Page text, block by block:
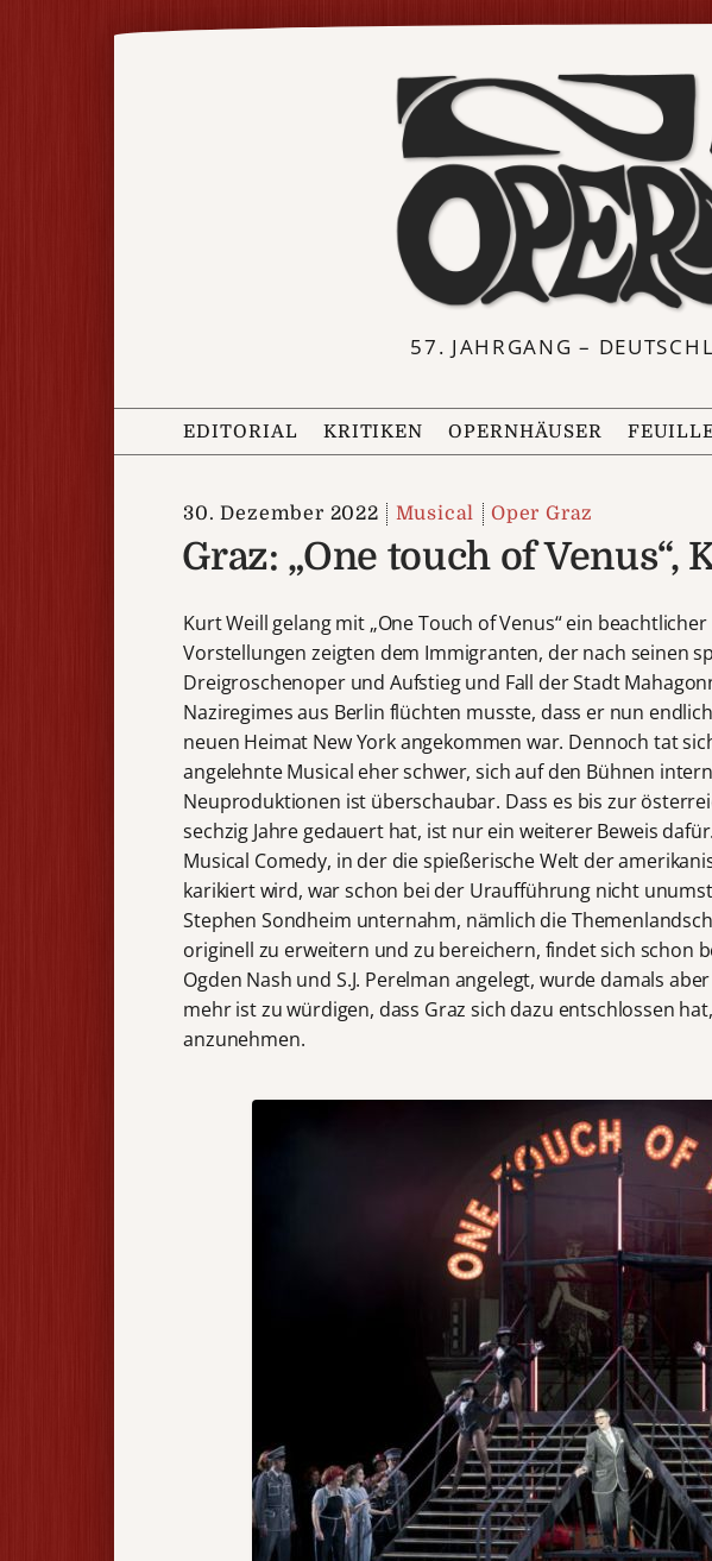
57. JAHRGANG –
EDITORIAL KRITIKEN OPERNHÄUSER
30. Dezember 2022 Musical Oper Graz
Graz: „One touch of Venus“,
Kurt Weill gelang mit „One Touch of Venus“ ein
Vorstellungen zeigten dem Immigranten, der nach seinen
Dreigroschenoper und Aufstieg und Fall der Stadt
Naziregimes aus Berlin flüchten musste, dass er nun
neuen Heimat New York angekommen war. Dennoch tat
angelehnte Musical eher schwer, sich auf den Bühnen
Neuproduktionen ist überschaubar. Dass es bis zur
sechzig Jahre gedauert hat, ist nur ein weiterer Beweis
Musical Comedy, in der die spießerische Welt der
karikiert wird, war schon bei der Uraufführung nicht
Stephen Sondheim unternahm, nämlich die
originell zu erweitern und zu bereichern, findet sich schon
Ogden Nash und S.J. Perelman angelegt, wurde damals
mehr ist zu würdigen, dass Graz sich dazu entschlossen
anzunehmen.